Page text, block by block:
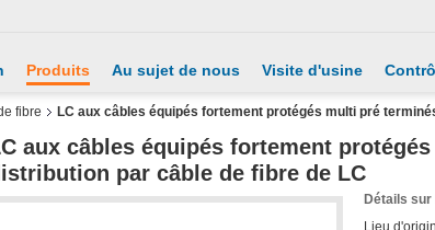
Produits Au sujet de nous Visite d'usine
fibre LC aux câbles équipés fortement protégés multi pré
aux câbles équipés fortement
par câble de fibre de LC
Détails
Lieu